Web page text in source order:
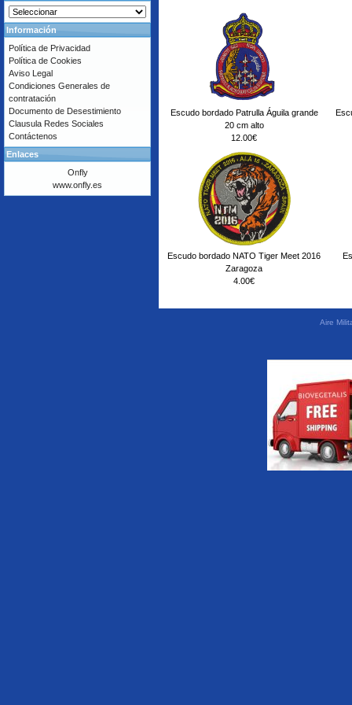
Escudo bordado Patrulla Águila grande
20 cm alto
12.00€
Escudo bordado NATO Tiger Meet 2016
Zaragoza
4.00€
Información
Política de Privacidad
Política de Cookies
Aviso Legal
Condiciones Generales de
contratación
Documento de Desestimiento
Clausula Redes Sociales
Contáctenos
Enlaces
Onfly
www.onfly.es
Aire